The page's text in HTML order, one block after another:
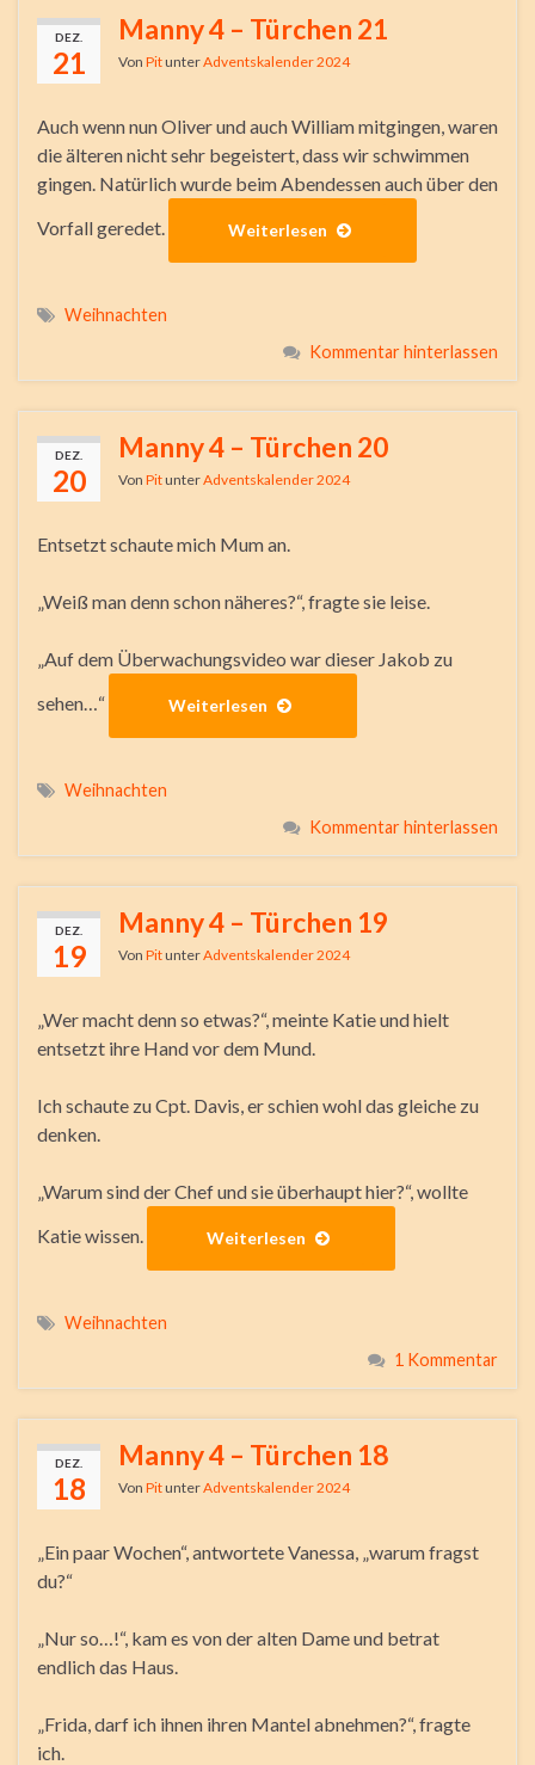
DEZ.
21
Manny 4 – Türchen 21
Von PitunterAdventskalender 2024
Auch wenn nun Oliver und auch William mitgingen, waren
die älteren nicht sehr begeistert, dass wir schwimmen
gingen. Natürlich wurde beim Abendessen auch über den
Vorfall geredet.
Weiterlesen
Weihnachten
Kommentar hinterlassen
DEZ.
20
Manny 4 – Türchen 20
Von PitunterAdventskalender 2024
Entsetzt schaute mich Mum an.
„Weiß man denn schon näheres?“, fragte sie leise.
„Auf dem Überwachungsvideo war dieser Jakob zu
sehen…“
Weiterlesen
Weihnachten
Kommentar hinterlassen
DEZ.
19
Manny 4 – Türchen 19
Von PitunterAdventskalender 2024
„Wer macht denn so etwas?“, meinte Katie und hielt
entsetzt ihre Hand vor dem Mund.
Ich schaute zu Cpt. Davis, er schien wohl das gleiche zu
denken.
„Warum sind der Chef und sie überhaupt hier?“, wollte
Katie wissen.
Weiterlesen
Weihnachten
1 Kommentar
DEZ.
18
Manny 4 – Türchen 18
Von PitunterAdventskalender 2024
„Ein paar Wochen“, antwortete Vanessa, „warum fragst
du?“
„Nur so…!“, kam es von der alten Dame und betrat
endlich das Haus.
„Frida, darf ich ihnen ihren Mantel abnehmen?“, fragte
ich.